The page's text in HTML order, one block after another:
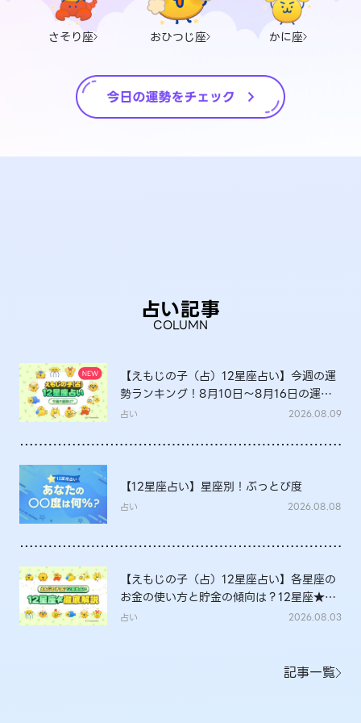
さそり座 おひつじ座 かに座
占い記事
COLUMN
【えもじの子（占）12星座占い】今週の運
勢ランキング！8月10日～8月16日の運勢
は？
占い 2026.08.09
【12星座占い】星座別！ぶっとび度
占い 2026.08.08
【えもじの子（占）12星座占い】各星座の
お金の使い方と貯金の傾向は？12星座★徹
底解説
占い 2026.08.03
記事一覧